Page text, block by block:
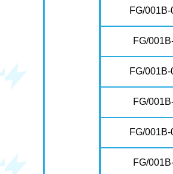
FG/001B-
FG/
FG/001B-
FG/
FG/001B-
FG/